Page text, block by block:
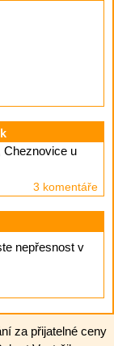
u
3 komentáře
nepřesnost v
za přijatelné ceny